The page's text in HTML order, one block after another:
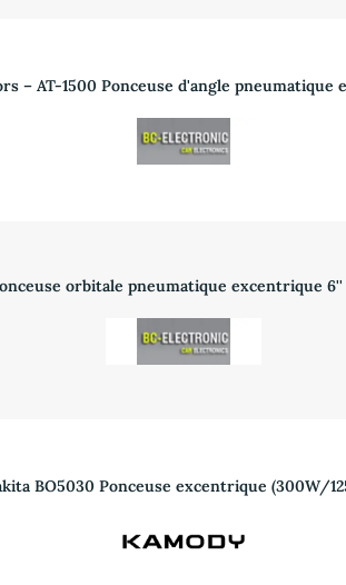
– AT-1500 Ponceuse d'angle pneumatique
orbitale pneumatique excentrique
BO5030 Ponceuse excentrique (300W/